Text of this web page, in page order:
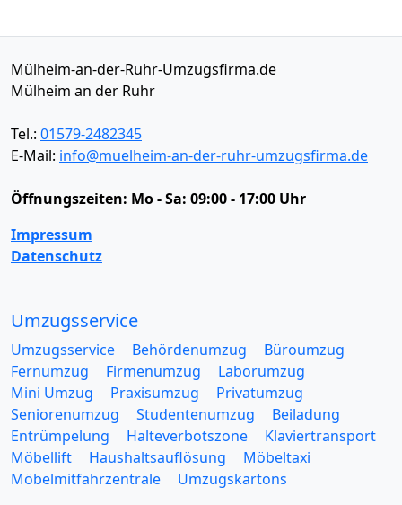
Mülheim-an-der-Ruhr-Umzugsfirma.de
Mülheim an der Ruhr
Tel.: 01579-2482345
E-Mail: info@muelheim-an-der-ruhr-umzugsfirma.de
Öffnungszeiten: Mo - Sa: 09:00 - 17:00 Uhr
Impressum
Datenschutz
Umzugsservice
Umzugsservice Behördenumzug
Büroumzug
Fernumzug
Firmenumzug
Laborumzug
Mini Umzug
Praxisumzug
Privatumzug
Seniorenumzug
Studentenumzug
Beiladung
Entrümpelung
Halteverbotszone
Klaviertransport
Möbellift
Haushaltsauflösung
Möbeltaxi
Möbelmitfahrzentrale
Umzugskartons